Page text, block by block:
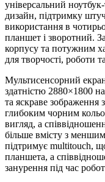
універсальний
дизайн, підтримку
використання в
планшет і зворотний.
корпусу та потужним
для творчості, роботи
Мультисенсорний
здатністю 2880×1800
та яскраве зображення
глибоким чорним
вигляд, а
більше вмісту з
підтримує multitouch,
планшета, а
занурення під час